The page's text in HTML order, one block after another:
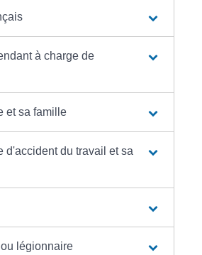
à charge de
et sa famille
d'accident du travail et sa
légionnaire